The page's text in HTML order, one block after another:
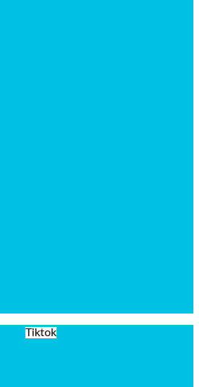
Tiktok